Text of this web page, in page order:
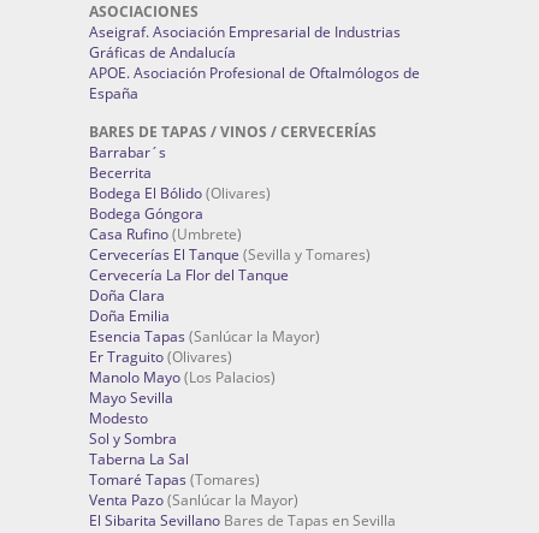
ASOCIACIONES
Aseigraf. Asociación Empresarial de Industrias
Gráficas de Andalucía
APOE. Asociación Profesional de Oftalmólogos de
España
BARES DE TAPAS / VINOS / CERVECERÍAS
Barrabar´s
Becerrita
Bodega El Bólido(Olivares)
Bodega Góngora
Casa Rufino(Umbrete)
Cervecerías El Tanque (Sevilla y Tomares)
Cervecería La Flor del Tanque
Doña Clara
Doña Emilia
Esencia Tapas (Sanlúcar la Mayor)
Er Traguito(Olivares)
Manolo Mayo(Los Palacios)
Mayo Sevilla
Modesto
Sol y Sombra
Taberna La Sal
Tomaré Tapas (Tomares)
Venta Pazo(Sanlúcar la Mayor)
El Sibarita Sevillano Bares de Tapas en Sevilla